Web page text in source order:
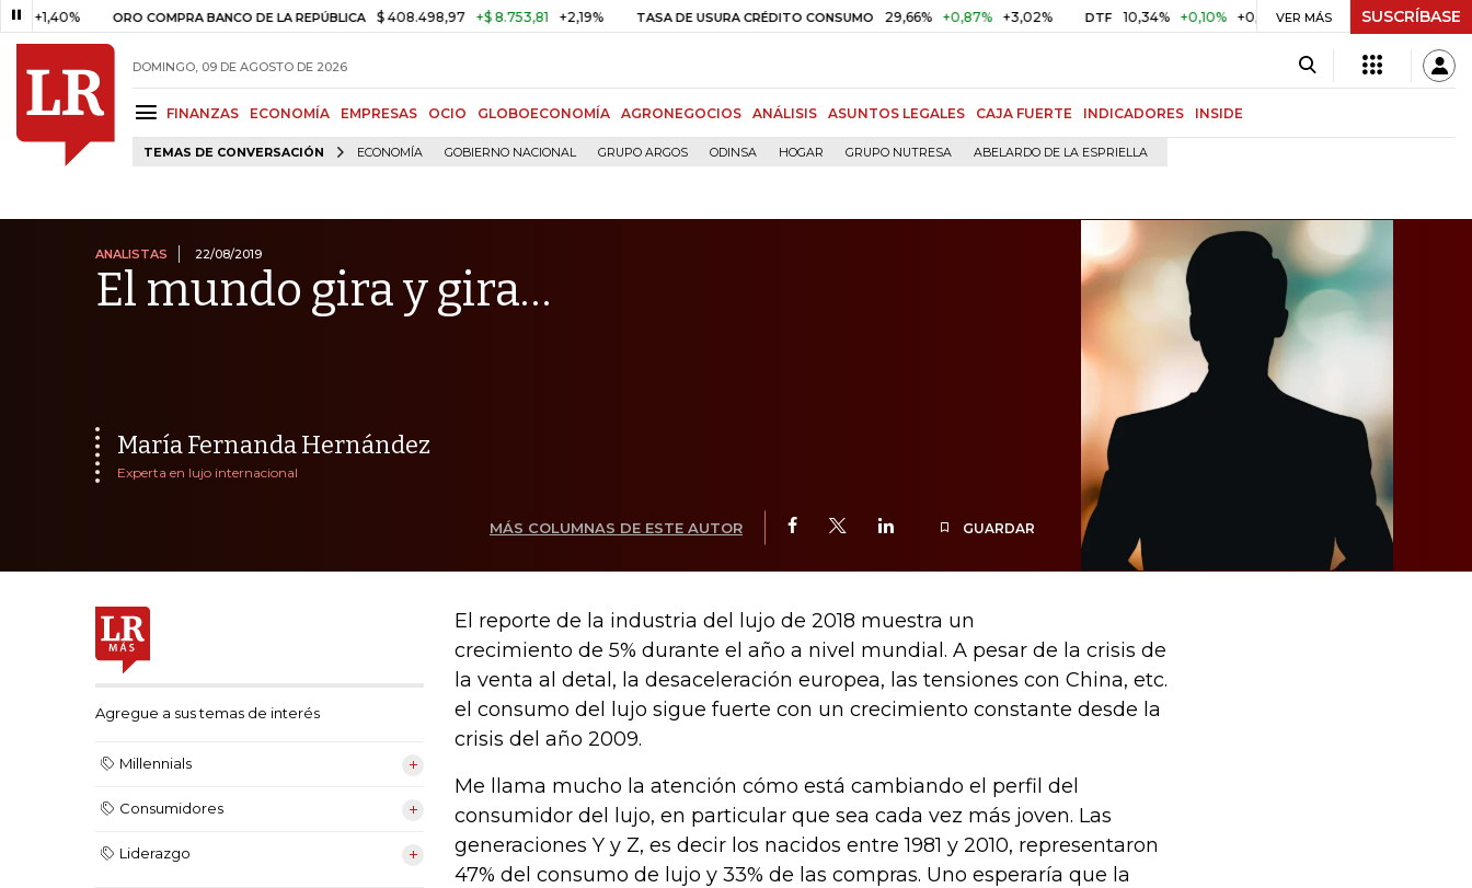
ORO COMPRA BANCO DE LA REPÚBLICA $ 408.498,97 +$ 8.753,81 +2,19% TASA DE USURA CRÉDITO CONSUMO 29,66% +0,87% +3,02% DTF 10,34% +0,10% +0,98% UVR $ 417,01 +$ 0,05 +0,01%
VER MÁS SUSCRÍBASE
DOMINGO, 09 DE AGOSTO DE 2026
FINANZAS ECONOMÍA EMPRESAS OCIO GLOBOECONOMÍA AGRONEGOCIOS ANÁLISIS ASUNTOS LEGALES CAJA FUERTE INDICADORES INSIDE
TEMAS DE CONVERSACIÓN ECONOMÍA GOBIERNO NACIONAL GRUPO ARGOS ODINSA HOGAR GRUPO NUTRESA ABELARDO DE LA ESPRIELLA
ANALISTAS 22/08/2019
El mundo gira y gira…
María Fernanda Hernández
Experta en lujo internacional
MÁS COLUMNAS DE ESTE AUTOR GUARDAR
Agregue a sus temas de interés
Millennials
Consumidores
Liderazgo
El reporte de la industria del lujo de 2018 muestra un
crecimiento de 5% durante el año a nivel mundial. A pesar de la crisis de
la venta al detal, la desaceleración europea, las tensiones con China, etc.
el consumo del lujo sigue fuerte con un crecimiento constante desde la
crisis del año 2009.
Me llama mucho la atención cómo está cambiando el perfil del
consumidor del lujo, en particular que sea cada vez más joven. Las
generaciones Y y Z, es decir los nacidos entre 1981 y 2010, representaron
47% del consumo de lujo y 33% de las compras. Uno esperaría que la